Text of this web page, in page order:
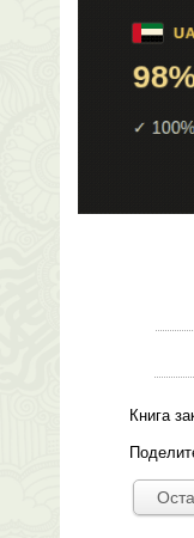
Книга